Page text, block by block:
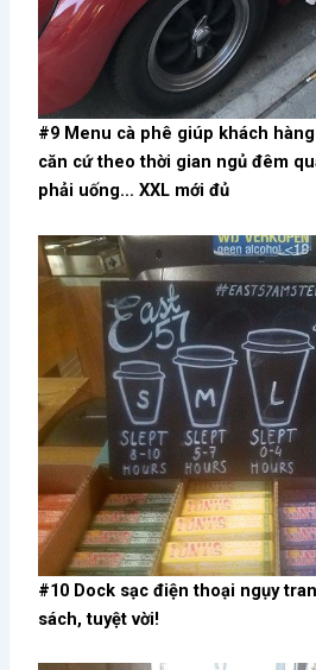
#9 Menu cà phê giúp khách
căn cứ theo thời gian ngủ đêm
phải uống… XXL mới đủ
#10 Dock sạc điện thoại ngụy
sách, tuyệt vời!